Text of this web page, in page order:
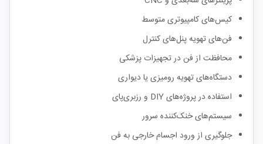
کیس‌های کامپیوتری متوسط
فن‌های تهویه پنل‌های کنترل
محافظت از فن در تجهیزات پزشکی
دستگاه‌های تهویه رومیزی یا دیواری
استفاده در پروژه‌های DIY و رزبری‌پای
سیستم‌های خنک‌کننده سرور
جلوگیری از ورود اجسام خارجی به فن